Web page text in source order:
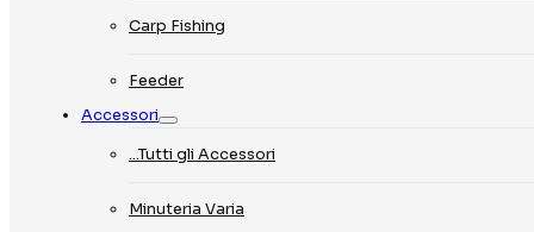
Carp Fishing
Feeder
Accessori
…Tutti gli Accessori
Minuteria Varia